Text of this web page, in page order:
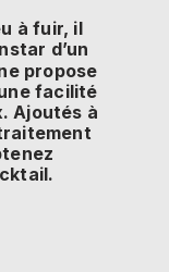
à fuir, il
d’un
propose
facilité
Ajoutés à